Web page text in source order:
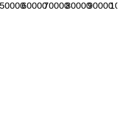
5000060000700008000090000